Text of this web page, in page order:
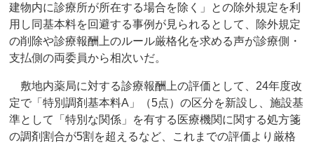
建物内に診療所が所在する場合を除く」との除外規定を利
用し同基本料を回避する事例が見られるとして、除外規定
の削除や診療報酬上のルール厳格化を求める声が診療側・
支払側の両委員から相次いだ。
敷地内薬局に対する診療報酬上の評価として、24年度改
定で「特別調剤基本料A」（5点）の区分を新設し、施設基
準として「特別な関係」を有する医療機関に関する処方箋
の調剤割合が5割を超えるなど、これまでの評価より厳格